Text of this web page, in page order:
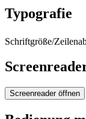
Typografie
Schriftgröße/
Screenreader öffnen